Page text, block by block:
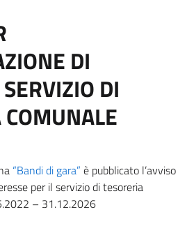
DI
DI
“Bandi di gara” è pubblicato l’avviso
per il servizio di tesoreria
– 31.12.2026